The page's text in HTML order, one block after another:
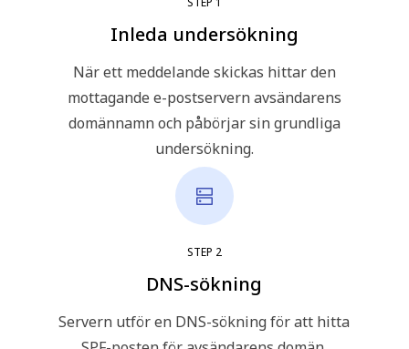
Inleda undersökning
När ett meddelande skickas hittar den
mottagande e-postservern avsändarens
domännamn och påbörjar sin grundliga
undersökning.
STEP 2
DNS-sökning
Servern utför en DNS-sökning för att hitta